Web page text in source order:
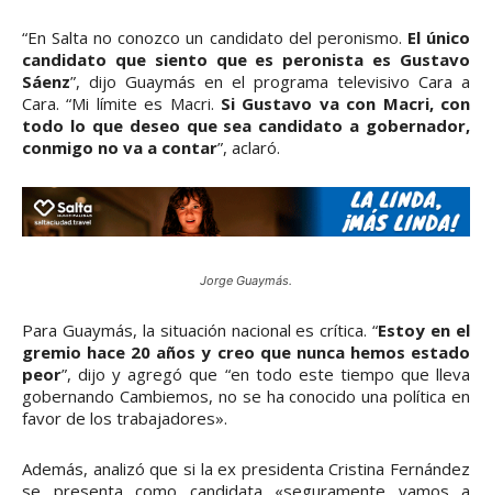
“En Salta no conozco un candidato del peronismo. El único
candidato que siento que es peronista es Gustavo
Sáenz”, dijo Guaymás en el programa televisivo Cara a
Cara. “Mi límite es Macri. Si Gustavo va con Macri, con
todo lo que deseo que sea candidato a gobernador,
conmigo no va a contar”, aclaró.
Jorge Guaymás.
Para Guaymás, la situación nacional es crítica. “Estoy en el
gremio hace 20 años y creo que nunca hemos estado
peor”, dijo y agregó que “en todo este tiempo que lleva
gobernando Cambiemos, no se ha conocido una política en
favor de los trabajadores».
Además, analizó que si la ex presidenta Cristina Fernández